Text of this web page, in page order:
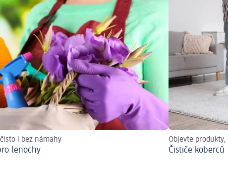
i bez námahy
lenochy
Objevte
Čističe koberců